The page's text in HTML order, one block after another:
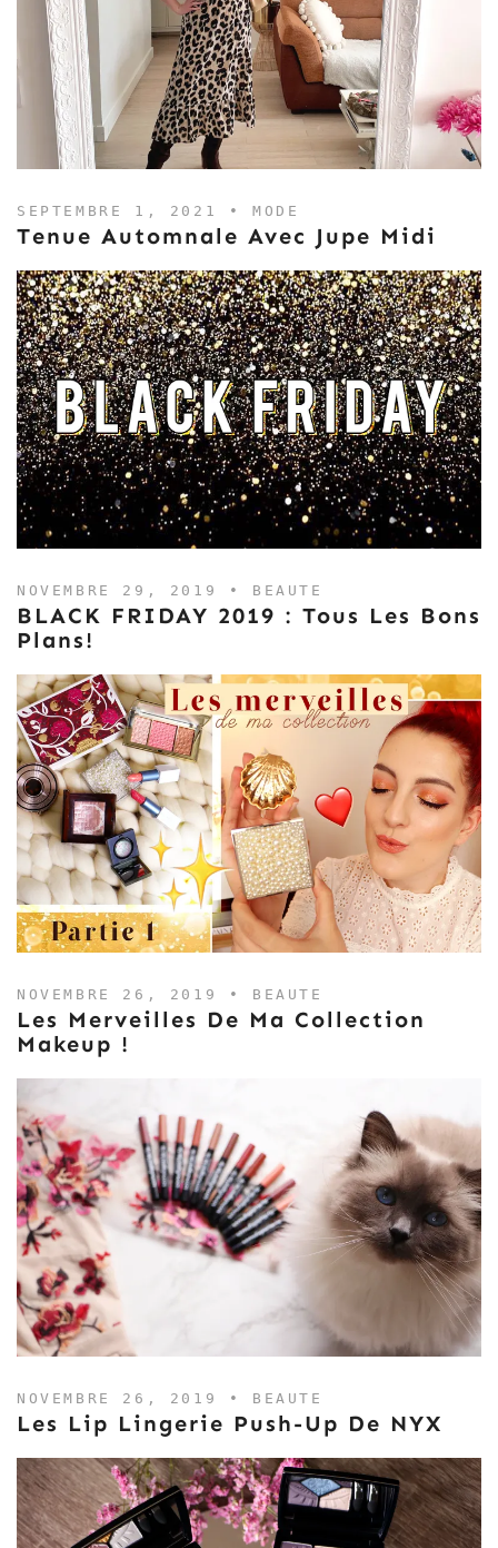
SEPTEMBRE 1, 2021 •MODE
Tenue Automnale Avec Jupe Midi
NOVEMBRE 29, 2019 • BEAUTE
BLACK FRIDAY 2019 : Tous Les Bons
Plans!
NOVEMBRE 26, 2019 • BEAUTE
Les Merveilles De Ma Collection
Makeup !
NOVEMBRE 26, 2019 • BEAUTE
Les Lip Lingerie Push-Up De NYX